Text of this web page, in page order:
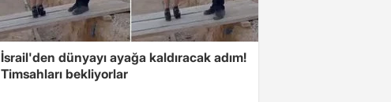
İsrail'den dünyayı ayağa kaldıracak adım!
Timsahları bekliyorlar